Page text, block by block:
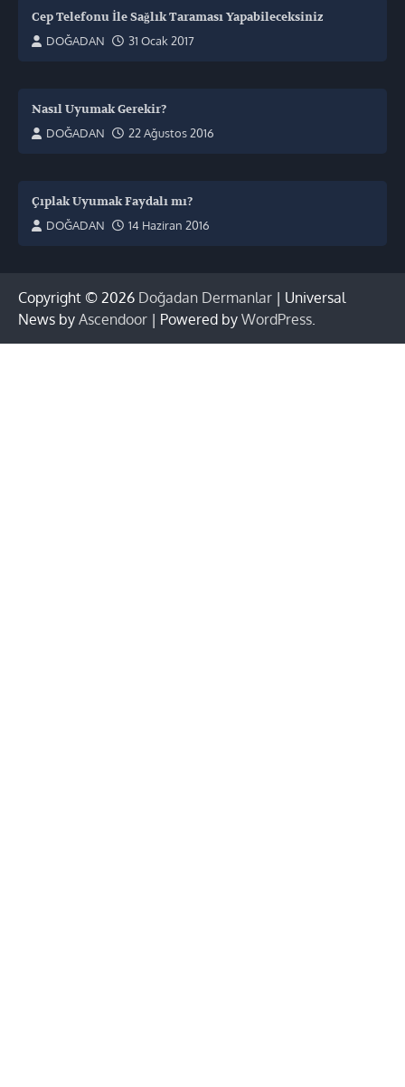
Cep Telefonu İle Sağlık Taraması Yapabileceksiniz
DOĞADAN
31 Ocak 2017
Nasıl Uyumak Gerekir?
DOĞADAN
22 Ağustos 2016
Çıplak Uyumak Faydalı mı?
DOĞADAN
14 Haziran 2016
Copyright © 2026 Doğadan Dermanlar | Universal
News by Ascendoor | Powered by WordPress